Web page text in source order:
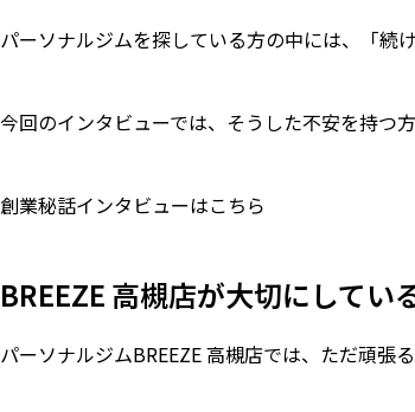
パーソナルジムを探している方の中には、「続
今回のインタビューでは、そうした不安を持つ
創業秘話インタビューはこちら
BREEZE 高槻店が大切にしてい
パーソナルジムBREEZE 高槻店では、ただ頑張